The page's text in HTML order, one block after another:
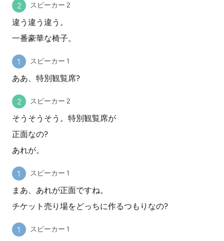
スピーカー 2
違う違う違う。
一番豪華な椅子。
スピーカー 1
ああ、特別観覧席?
スピーカー 2
そうそうそう。特別観覧席が
正面なの?
あれが。
スピーカー 1
まあ、あれが正面ですね。
チケット売り場をどっちに作るつもりなの?
スピーカー 1